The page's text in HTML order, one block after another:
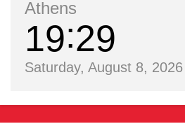
Athens
19 29
Saturday, August 8, 2026